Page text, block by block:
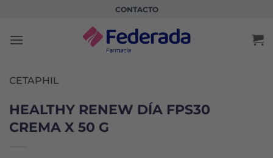
contenido
CONTACTO
CETAPHIL
HEALTHY RENEW DÍA FPS30
CREMA X 50 G